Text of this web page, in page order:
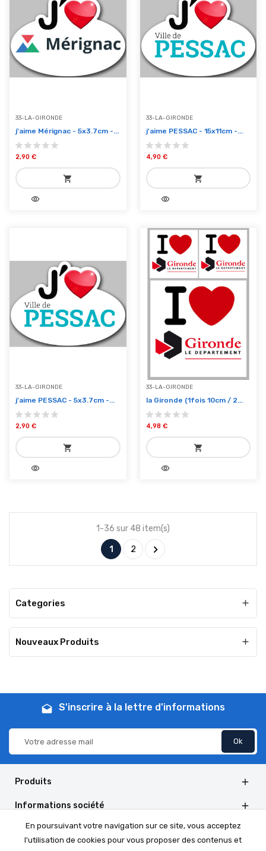
33-LA-GIRONDE
j'aime Mérignac - 5x3.7cm -...
2,90 €
shopping_cart
add_shopping_cartvisibility
33-LA-GIRONDE
j'aime PESSAC - 15x11cm -...
4,90 €
shopping_cart
add_shopping_cartvisibility
33-LA-GIRONDE
j'aime PESSAC - 5x3.7cm -...
2,90 €
shopping_cart
add_shopping_cartvisibility
33-LA-GIRONDE
la Gironde (1fois 10cm / 2...
4,98 €
shopping_cart
add_shopping_cartvisibility
1-36 sur 48 item(s)
1 2 
Categories 
Nouveaux Produits 
drafts S'inscrire à la lettre d'informations
Produits 
Informations société 
Informations de la boutique 
En poursuivant votre navigation sur ce site, vous acceptez
l'utilisation de cookies pour vous proposer des contenus et